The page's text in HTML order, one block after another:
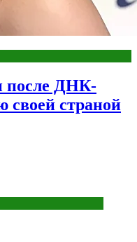
после ДНК-
своей страной